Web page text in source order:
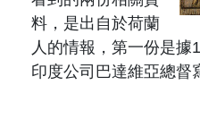
料，是出自於荷蘭
人的情報，第一份是據
印度公司巴達維亞總督